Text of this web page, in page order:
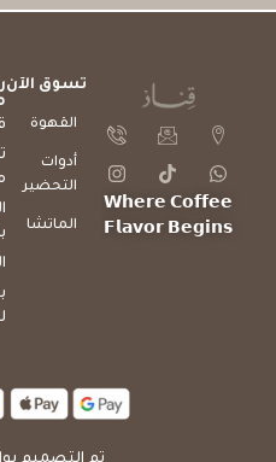
𝗪𝗵𝗲𝗿𝗲 𝗖𝗼𝗳𝗳𝗲𝗲
𝗙𝗹𝗮𝘃𝗼𝗿 𝗕𝗲𝗴𝗶𝗻𝘀
تسوق الآن
القهوة
أدوات
التحضير
الماتشا